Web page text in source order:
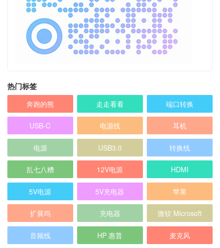
热门标签
奔跑的熊 走走看看 端口转换
USB-C 电源线 耳机
电源 USB3.0 转换线
乱七八糟 12V电源 HDMI
5V电源 5V充电器 苹果
扩展坞 充电器 微软 Microsoft
音频线 HP 惠普 麦克风